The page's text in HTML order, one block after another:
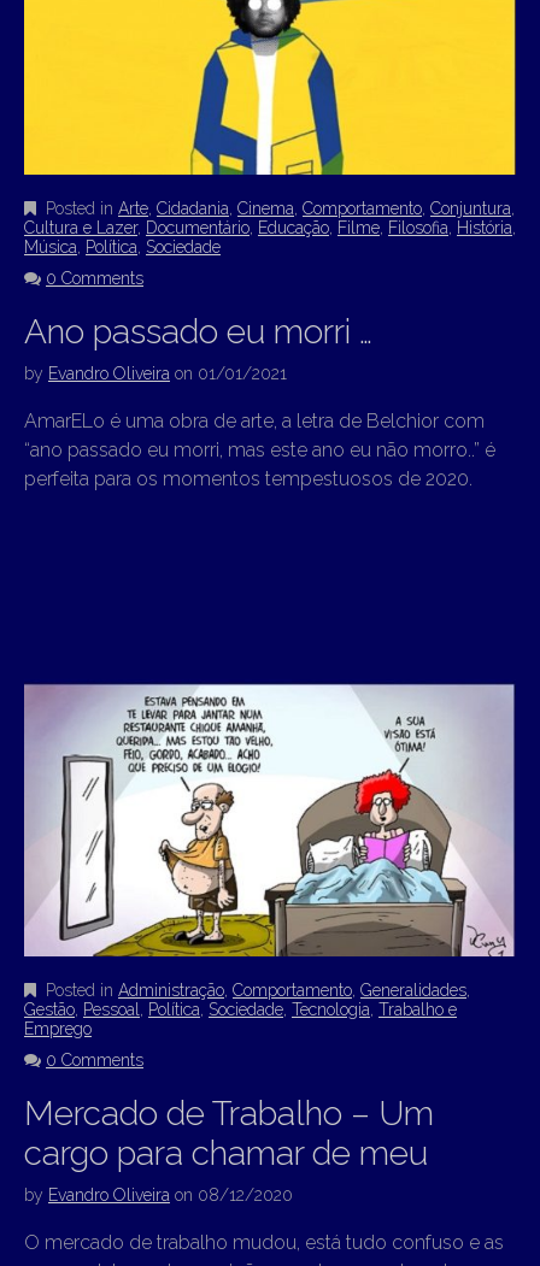
Posted in Arte Cidadania Cinema Comportamento Conjuntura
Cultura e Lazer, Documentário Educação Filme Filosofia História
Música Política Sociedade
0 Comments
Ano passado eu morri …
by Evandro Oliveira on 01/01/2021
AmarELo é uma obra de arte, a letra de Belchior com
“ano passado eu morri, mas este ano eu não morro..” é
perfeita para os momentos tempestuosos de 2020.
Posted in Administração Comportamento Generalidades
Gestão Pessoal Política Sociedade Tecnologia Trabalho e
Emprego
0 Comments
Mercado de Trabalho – Um
cargo para chamar de meu
by Evandro Oliveira on 08/12/2020
O mercado de trabalho mudou, está tudo confuso e as